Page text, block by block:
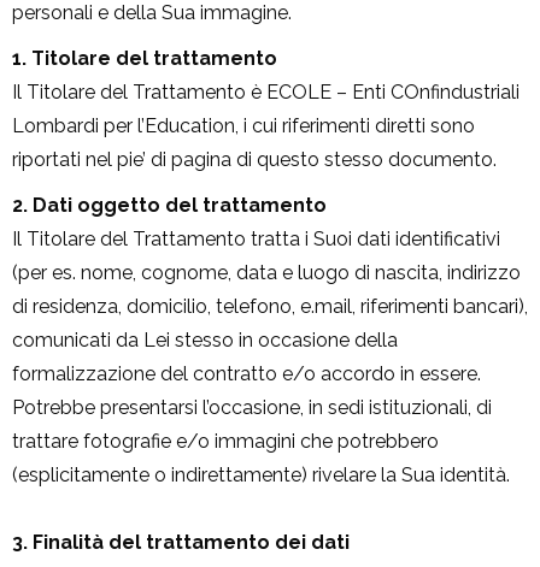
personali e della Sua immagine.
1. Titolare del trattamento
Il Titolare del Trattamento è ECOLE – Enti COnfindustriali
Lombardi per l’Education, i cui riferimenti diretti sono
riportati nel pie’ di pagina di questo stesso documento.
2. Dati oggetto del trattamento
Il Titolare del Trattamento tratta i Suoi dati identificativi
(per es. nome, cognome, data e luogo di nascita, indirizzo
di residenza, domicilio, telefono, e.mail, riferimenti bancari),
comunicati da Lei stesso in occasione della
formalizzazione del contratto e/o accordo in essere.
Potrebbe presentarsi l’occasione, in sedi istituzionali, di
trattare fotografie e/o immagini che potrebbero
(esplicitamente o indirettamente) rivelare la Sua identità.
3. Finalità del trattamento dei dati